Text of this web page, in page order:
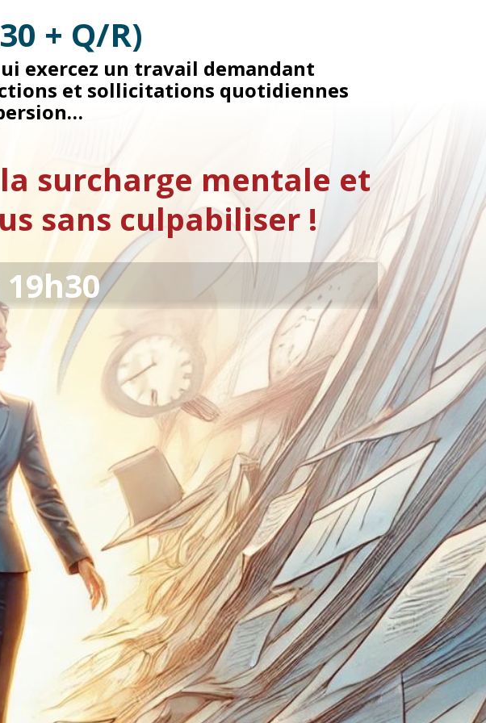
+ Q/R)
exercez un travail demandant
et sollicitations quotidiennes
surcharge mentale et
sans culpabiliser !